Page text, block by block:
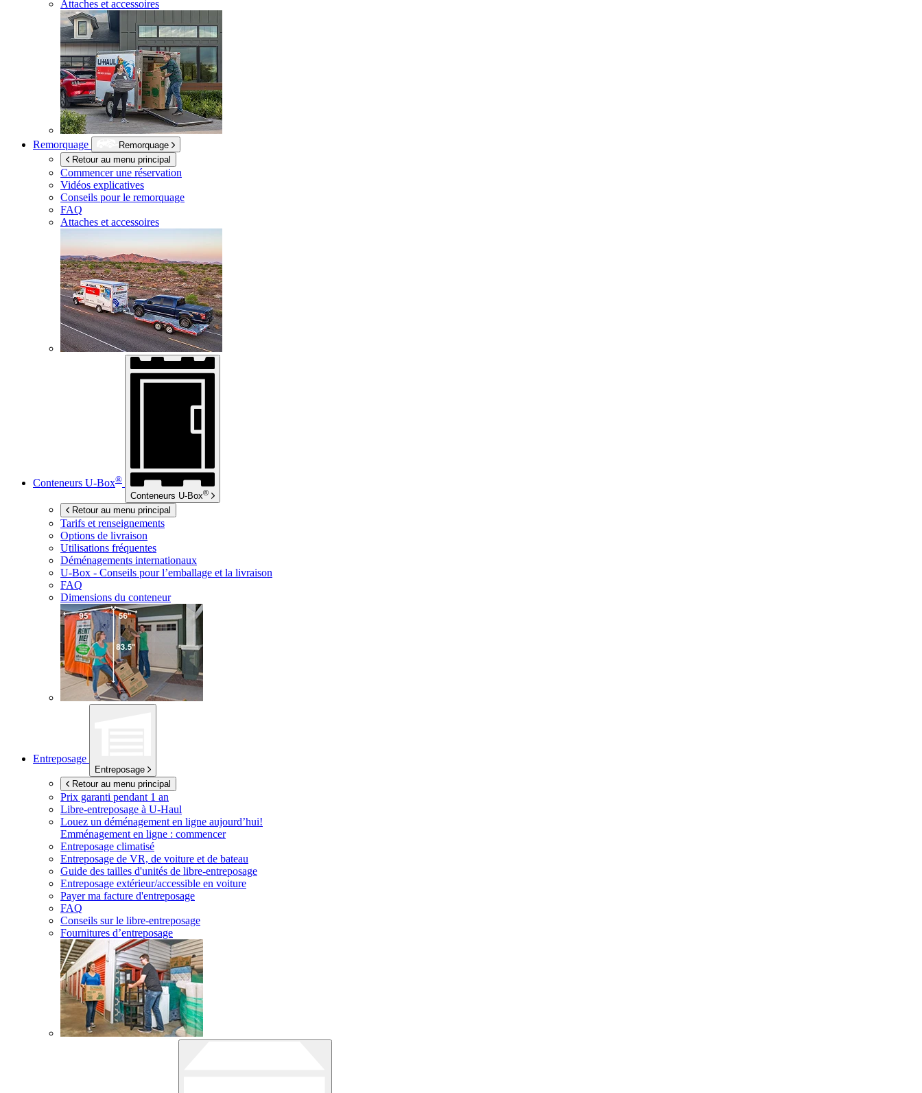
Attaches et accessoires
Remorquage
Remorquage
Retour au menu principal
Commencer une réservation
Vidéos explicatives
Conseils pour le remorquage
FAQ
Attaches et accessoires
Conteneurs U-Box®
Conteneurs U-Box®
Retour au menu principal
Tarifs et renseignements
Options de livraison
Utilisations fréquentes
Déménagements internationaux
U-Box - Conseils pour l’emballage et la livraison
FAQ
Dimensions du conteneur
Entreposage
Entreposage
Retour au menu principal
Prix garanti pendant 1 an
Libre-entreposage à U-Haul
Louez un déménagement en ligne aujourd’hui!
Emménagement en ligne : commencer
Entreposage climatisé
Entreposage de VR, de voiture et de bateau
Guide des tailles d'unités de libre-entreposage
Entreposage extérieur/accessible en voiture
Payer ma facture d'entreposage
FAQ
Conseils sur le libre-entreposage
Fournitures d’entreposage